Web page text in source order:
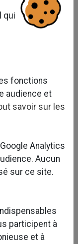
qui
fonctions
audience et
savoir sur les
Analytics
Aucun
sur ce site.
participent à
et à